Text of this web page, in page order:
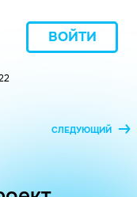
ВОЙТИ
СЛЕДУЮЩИЙ